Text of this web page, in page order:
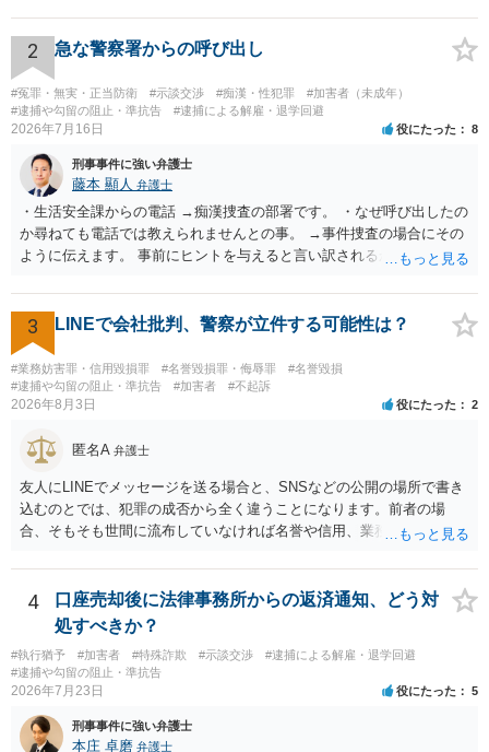
と言い逃れはかなり厳しいものと思います。
2 急な警察署からの呼び出し
#冤罪・無実・正当防衛 #示談交渉 #痴漢・性犯罪
#加害者（未成年）
#逮捕や勾留の阻止・準抗告
#逮捕による解雇・退学回避
2026年7月16日 役にたった 8
刑事事件に強い弁護士
藤本 顯人 弁護士
・生活安全課からの電話 →痴漢捜査の部署です。 ・なぜ呼び出したの
か尋ねても電話では教えられませんとの事。 →事件捜査の場合にその
ように伝えます。 事前にヒントを与えると言い訳されるからです。 ・
たり →やはり痴漢として疑われているのでは。 そもそも痴漢をやって
ないのであれば、何も疑われる筋合いは無いわけですし狼狽える必要
はないですね。
3 LINEで会社批判、警察が立件する可能性は？
#業務妨害罪・信用毀損罪 #名誉毀損罪・侮辱罪
#名誉毀損
#逮捕や勾留の阻止・準抗告
#加害者 #不起訴
2026年8月3日 役にたった 2
匿名A 弁護士
友人にLINEでメッセージを送る場合と、SNSなどの公開の場所で書き
込むのとでは、犯罪の成否から全く違うことになります。前者の場
合、そもそも世間に流布していなければ名誉や信用、業務にかかる犯
4
口座売却後に法律事務所からの返済通知、どう対
処すべきか？
#執行猶予 #加害者 #特殊詐欺 #示談交渉
#逮捕による解雇・退学回避
#逮捕や勾留の阻止・準抗告
2026年7月23日 役にたった 5
刑事事件に強い弁護士
本庄 卓磨 弁護士